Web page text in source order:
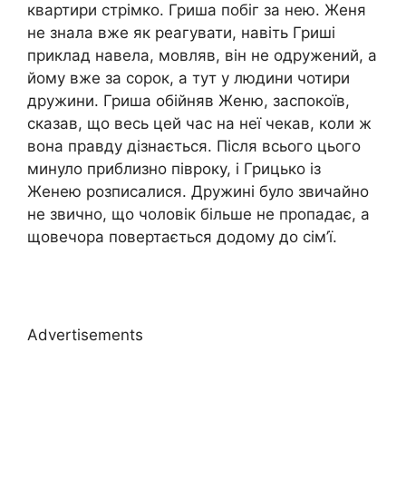
квартири стрімко. Гриша побіг за нею. Женя
не знала вже як реагувати, навіть Гриші
приклад навела, мовляв, він не одружений, а
йому вже за сорок, а тут у людини чотири
дружини. Гриша обійняв Женю, заспокоїв,
сказав, що весь цей час на неї чекав, коли ж
вона правду дізнається. Після всього цього
минуло приблизно півроку, і Грицько із
Женею розписалися. Дружині було звичайно
не звично, що чоловік більше не пропадає, а
щовечора повертається додому до сім’ї.
Advertisements